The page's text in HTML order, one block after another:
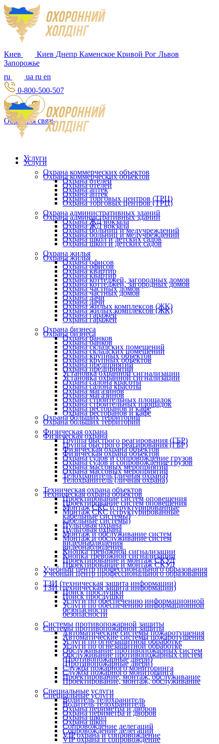
Киев Киев Днепр Каменское Кривой Рог Львов
Запорожье
ru
ua ru en
0-800-500-507
Обратная связь
Услуги
Охрана коммерческих объектов
Охрана отелей
Охрана аптек
Охрана торговых центров (ТРЦ)
Охрана административных зданий
Охрана ЖД вокзала
Охрана больниц и медучреждений
Охрана школ и детских садов
Охрана жилья
Охрана офисов
Охрана квартир
Охрана коттеджей, загородных домов
Охрана частных домов
Охрана дачи
Охрана жилых комплексов (ЖК)
Охрана гаражей
Охрана бизнеса
Охрана банков
Охрана складских помещений
Охрана крупных объектов
Охрана предприятий
Установка охранной сигнализации
Охрана салона красоты
Охрана магазинов
Охрана строительных площадок
Охрана ресторанов и кафе
Охрана больших территорий
Физическая охрана
Группа быстрого реагирования (ГБР)
Физическая охрана объектов
Охрана судов и сопровождение грузов
Охрана массовых мероприятий
Телохранитель (личная охрана)
Техническая охрана объектов
Проектирование систем оповещения
Монтаж СКС (структурированные
кабельные системы)
Пультовая охрана
Монтаж и обслуживание систем
видеонаблюдения
Кнопка тревожной сигнализации
Проектирование и монтаж СКУД
Учебный центр профессионального образования
ТЗИ (техническая защита информации)
Поиск прослушки
Услуги по обеспечению информационной
безопасности
Системы противопожарной защиты
Автоматические системы пожаротушения
Услуги по огнезащитной обработке
Обслуживание противопожарных систем
(Противопожарные двери)
Служба пожарного мониторинга
Проектирование, монтаж, обслуживание
Специальные услуги
Водитель телохранитель
Охрана периметра и дворов
Охрана школ
Сопровождение делегаций
VIP охрана и сопровождение
Услуги
Охрана коммерческих объектов
Охрана отелей
Охрана аптек
Охрана торговых центров (ТРЦ)
Охрана административных зданий
Охрана ЖД вокзала
Охрана больниц и медучреждений
Охрана школ и детских садов
Охрана жилья
Охрана офисов
Охрана квартир
Охрана коттеджей, загородных домов
Охрана частных домов
Охрана дачи
Охрана жилых комплексов (ЖК)
Охрана гаражей
Охрана бизнеса
Охрана банков
Охрана складских помещений
Охрана крупных объектов
Охрана предприятий
Установка охранной сигнализации
Охрана салона красоты
Охрана магазинов
Охрана строительных площадок
Охрана ресторанов и кафе
Охрана больших территорий
Физическая охрана
Группа быстрого реагирования (ГБР)
Физическая охрана объектов
Охрана судов и сопровождение грузов
Охрана массовых мероприятий
Телохранитель (личная охрана)
Техническая охрана объектов
Проектирование систем оповещения
Монтаж СКС (структурированные
кабельные системы)
Пультовая охрана
Монтаж и обслуживание систем
видеонаблюдения
Кнопка тревожной сигнализации
Проектирование и монтаж СКУД
Учебный центр профессионального образования
ТЗИ (техническая защита информации)
Поиск прослушки
Услуги по обеспечению информационной
безопасности
Системы противопожарной защиты
Автоматические системы пожаротушения
Услуги по огнезащитной обработке
Обслуживание противопожарных систем
(Противопожарные двери)
Служба пожарного мониторинга
Проектирование, монтаж, обслуживание
Специальные услуги
Водитель телохранитель
Охрана периметра и дворов
Охрана школ
Сопровождение делегаций
VIP охрана и сопровождение